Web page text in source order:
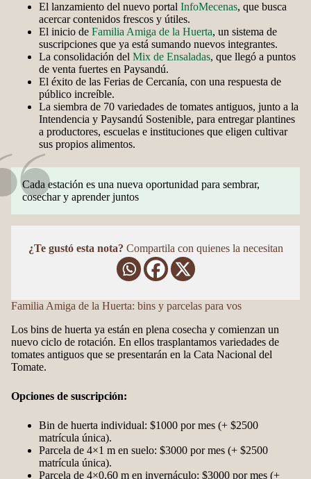
El lanzamiento del nuevo portal InfoMecenas, que busca
acercar contenidos frescos y útiles.
El inicio de Familia Amiga de la Huerta, un sistema de
suscripciones que ya está sumando nuevos integrantes.
La consolidación del Mix de Ensaladas, que llegó a puntos
de venta fuertes en Paysandú.
El éxito de las Ferias de Cercanía, con una respuesta de
público increíble.
La siembra de 70 variedades de tomates antiguos, junto a la
Intendencia y Paysandú Sostenible, para entregar plantines
a productores, escuelas e instituciones que eligen cultivar
sus propios alimentos.
Cada estación es una nueva oportunidad para sembrar,
cosechar y aprender juntos
¿Te gustó esta nota? Compartila con quienes la necesitan
Familia Amiga de la Huerta: bins y parcelas para vos
Los bins de huerta ya están en plena cosecha y comienzan un
nuevo ciclo de rotación. En ellos trasplantamos variedades de
tomates antiguos que se presentarán en la Cata Nacional del
Tomate.
Opciones de suscripción:
Bin de huerta individual: $1000 por mes (+ $2500
matrícula única).
Parcela de 4×1 m en suelo: $3000 por mes (+ $2500
matrícula única).
Parcela de 4×0,60 m en invernáculo: $3000 por mes (+